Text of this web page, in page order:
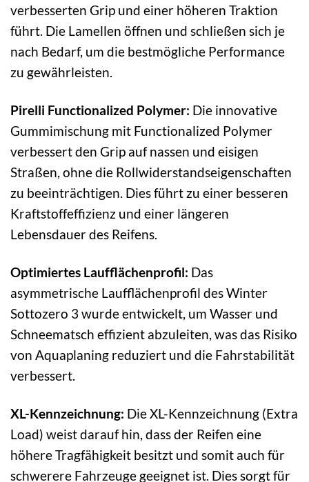
verbesserten Grip und einer höheren Traktion
führt. Die Lamellen öffnen und schließen sich je
nach Bedarf, um die bestmögliche Performance
zu gewährleisten.
Pirelli Functionalized Polymer: Die innovative
Gummimischung mit Functionalized Polymer
verbessert den Grip auf nassen und eisigen
Straßen, ohne die Rollwiderstandseigenschaften
zu beeinträchtigen. Dies führt zu einer besseren
Kraftstoffeffizienz und einer längeren
Lebensdauer des Reifens.
Optimiertes Laufflächenprofil: Das
asymmetrische Laufflächenprofil des Winter
Sottozero 3 wurde entwickelt, um Wasser und
Schneematsch effizient abzuleiten, was das Risiko
von Aquaplaning reduziert und die Fahrstabilität
verbessert.
XL-Kennzeichnung: Die XL-Kennzeichnung (Extra
Load) weist darauf hin, dass der Reifen eine
höhere Tragfähigkeit besitzt und somit auch für
schwerere Fahrzeuge geeignet ist. Dies sorgt für